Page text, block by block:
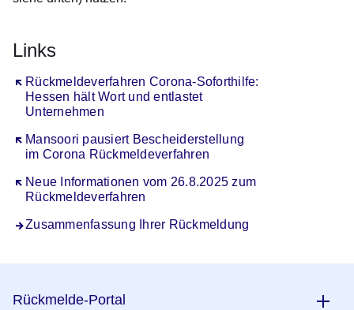
Links
Rückmeldeverfahren Corona-Soforthilfe:
Hessen hält Wort und entlastet
Unternehmen
Öffnet sich in einem neuen Fenster
Mansoori pausiert Bescheiderstellung
im Corona Rückmeldeverfahren
Öffnet sich in einem neuen Fenster
Neue Informationen vom 26.8.2025 zum
Rückmeldeverfahren
Öffnet sich in einem neuen Fenster
Zusammenfassung Ihrer Rückmeldung
Rückmelde-Portal